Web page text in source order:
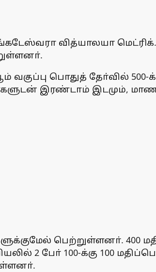
வித்யாலயா
பொதுத் தோ்வில் 500-
இரண்டாம் இடமும்,
பெற்றுள்ளனா். 400
2 போ் 100-க்கு 100